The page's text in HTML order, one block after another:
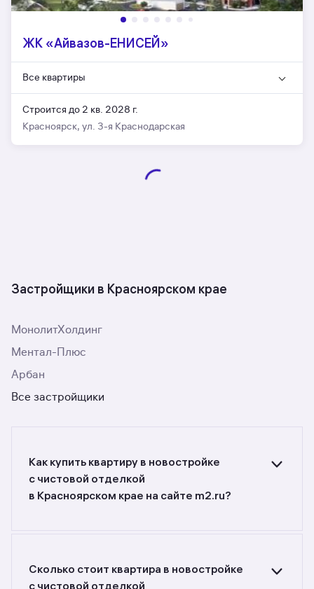
ЖК «Айвазов-ЕНИСЕЙ»
Все квартиры
Строится до 2 кв. 2028 г.
Красноярск, ул. 3-я Краснодарская
Застройщики в Красноярском крае
МонолитХолдинг
Ментал-Плюс
Арбан
Все застройщики
Как купить квартиру в новостройке
с чистовой отделкой
в Красноярском крае на сайте m2.ru?
фильтрами или поиском в разделе.
Сколько стоит квартира в новостройке
с чистовой отделкой